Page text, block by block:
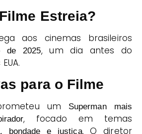
Estreia?
aos cinemas brasileiros
de 2025, um dia antes do
para o Filme
um
Superman mais
, focado em temas
bondade e justiça. O diretor